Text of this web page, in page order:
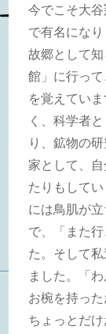
今でこそ大
で有名にな
故郷として
館」に行っ
を覚えてい
く、科学者
り、鉱物の
家として、
たりもして
には鳥肌が
で、「また
た。そして
ました。「
お椀を持った
ちょっとだ